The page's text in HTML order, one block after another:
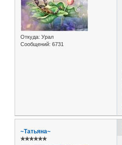
Откуда: Урал
Сообщений: 6731
~Татьяна~
✯✯✯✯✯✯